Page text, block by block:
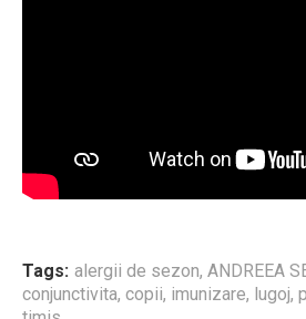
Tags: alergii de sezon, ANDREEA
conjunctivita, copii, imunizare, lugoj,